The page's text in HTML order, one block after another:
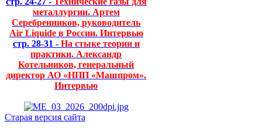
металлургии. Артем
Серебренников, руководитель
Air Liquide в России. Интервью
стр. 28-31 - На стыке теории и
практики. Александр
Котельников, генеральный
директор АО «НПП «Машпром».
Интервью
Старая версия сайта